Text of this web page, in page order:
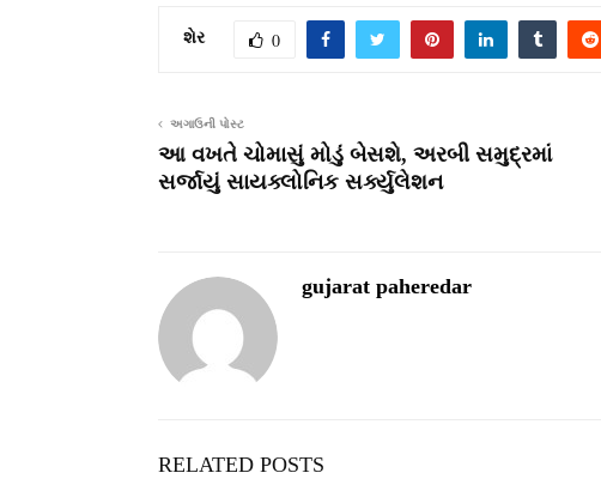
શેર 0
અગાઉની પોસ્ટ
આ વખતે ચોમાસું મોડું બેસશે, અરબી સમુદ્રમાં
સર્જાયું સાયક્લોનિક સર્ક્યુલેશન
gujarat paheredar
RELATED POSTS